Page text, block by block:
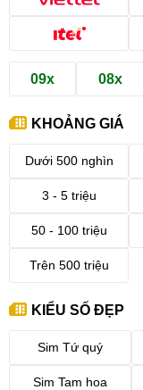
09x 08x
KHOẢNG GIÁ
Dưới 500 nghìn
3 - 5 triệu
50 - 100 triệu
Trên 500 triệu
KIỂU SỐ ĐẸP
Sim Tứ quý
Sim Tam hoa